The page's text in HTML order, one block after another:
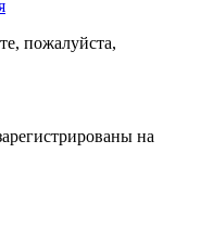
пожалуйста,
на